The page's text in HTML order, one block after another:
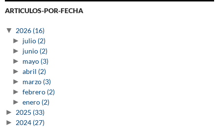
ARTICULOS-POR-FECHA
▼ 2026 (16)
► julio (2)
► junio (2)
► mayo (3)
► abril (2)
► marzo (3)
► febrero (2)
► enero (2)
► 2025 (33)
► 2024 (27)